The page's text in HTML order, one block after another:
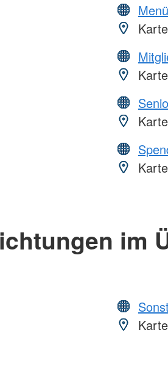
im